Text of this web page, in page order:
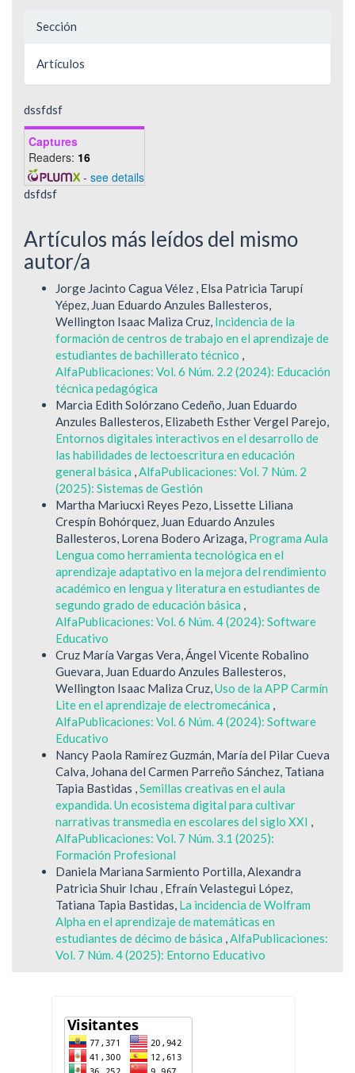
Sección
Artículos
dssfdsf
Captures
Readers: 16
- see details
dsfdsf
Artículos más leídos del mismo
autor/a
Jorge Jacinto Cagua Vélez , Elsa Patricia Tarupí
Yépez, Juan Eduardo Anzules Ballesteros,
Wellington Isaac Maliza Cruz, Incidencia de la
formación de centros de trabajo en el aprendizaje de
estudiantes de bachillerato técnico ,
AlfaPublicaciones: Vol. 6 Núm. 2.2 (2024): Educación
técnica pedagógica
Marcia Edith Solórzano Cedeño, Juan Eduardo
Anzules Ballesteros, Elizabeth Esther Vergel Parejo,
Entornos digitales interactivos en el desarrollo de
las habilidades de lectoescritura en educación
general básica ,AlfaPublicaciones: Vol. 7 Núm. 2
(2025): Sistemas de Gestión
Martha Mariucxi Reyes Pezo, Lissette Liliana
Crespín Bohórquez, Juan Eduardo Anzules
Ballesteros, Lorena Bodero Arizaga, Programa Aula
Lengua como herramienta tecnológica en el
aprendizaje adaptativo en la mejora del rendimiento
académico en lengua y literatura en estudiantes de
segundo grado de educación básica ,
AlfaPublicaciones: Vol. 6 Núm. 4 (2024): Software
Educativo
Cruz María Vargas Vera, Ángel Vicente Robalino
Guevara, Juan Eduardo Anzules Ballesteros,
Wellington Isaac Maliza Cruz,Uso de la APP Carmín
Lite en el aprendizaje de electromecánica ,
AlfaPublicaciones: Vol. 6 Núm. 4 (2024): Software
Educativo
Nancy Paola Ramírez Guzmán, María del Pilar Cueva
Calva, Johana del Carmen Parreño Sánchez, Tatiana
Tapia Bastidas ,Semillas creativas en el aula
expandida. Un ecosistema digital para cultivar
narrativas transmedia en escolares del siglo XXI ,
AlfaPublicaciones: Vol. 7 Núm. 3.1 (2025):
Formación Profesional
Daniela Mariana Sarmiento Portilla, Alexandra
Patricia Shuir Ichau , Efraín Velastegui López,
Tatiana Tapia Bastidas, La incidencia de Wolfram
Alpha en el aprendizaje de matemáticas en
estudiantes de décimo de básica ,AlfaPublicaciones:
Vol. 7 Núm. 4 (2025): Entorno Educativo